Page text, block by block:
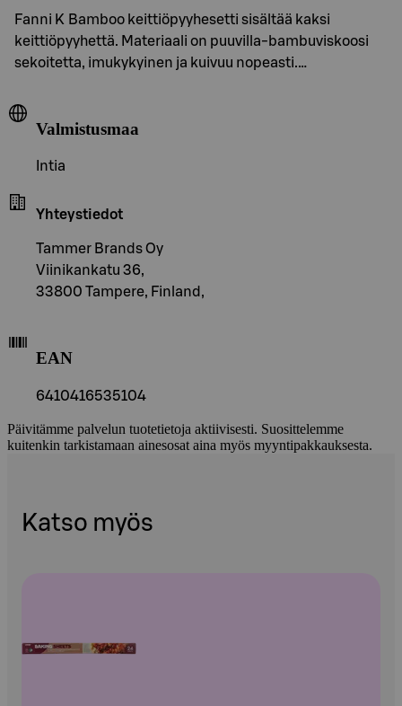
Fanni K Bamboo keittiöpyyhesetti sisältää kaksi
keittiöpyyhettä. Materiaali on puuvilla-bambuviskoosi
sekoitetta, imukykyinen ja kuivuu nopeasti.…
Valmistusmaa
Intia
Yhteystiedot
Tammer Brands Oy
Viinikankatu 36,
33800 Tampere, Finland,
EAN
6410416535104
Päivitämme palvelun tuotetietoja aktiivisesti. Suosittelemme
kuitenkin tarkistamaan ainesosat aina myös myyntipakkauksesta.
Katso myös